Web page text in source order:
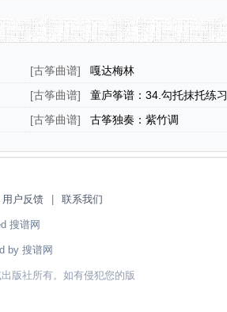
[古筝曲谱]
嘎达梅林
[古筝曲谱]
童庐筝谱：34.勾托抹托练习
[古筝曲谱] 古筝独奏：紫竹调
用户反馈 联系我们
搜谱网
by 搜谱网
版社所有。如有侵犯您的版